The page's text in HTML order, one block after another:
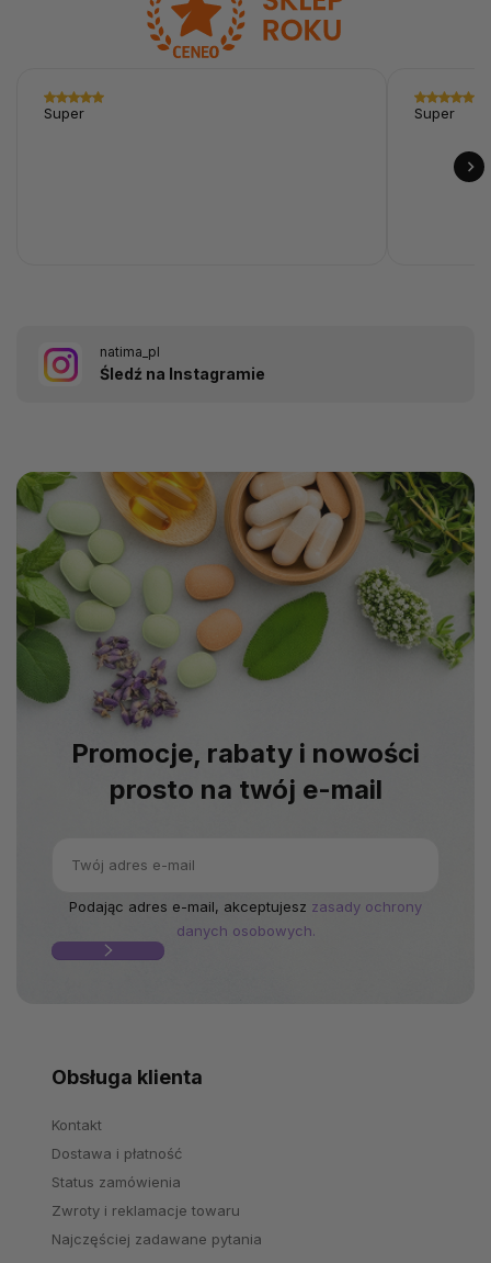
Super Super
natima_pl
Śledź na Instagramie
Promocje, rabaty i nowości
prosto na twój e-mail
Podając adres e-mail, akceptujesz zasady ochrony
danych osobowych.
Obsługa klienta
Kontakt
Dostawa i płatność
Status zamówienia
Zwroty i reklamacje towaru
Najczęściej zadawane pytania